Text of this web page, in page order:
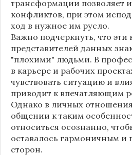
трансформации позволяет
конфликтов, при этом
ход в нужное им русло.
Важно подчеркнуть, что эти
представителей данных
"плохими" людьми. В
в карьере и рабочих
чувствовать ситуацию и
приводит к впечатляющим
Однако в личных
общении к таким
относиться осознанно,
оставалось гармоничным и
сторон.